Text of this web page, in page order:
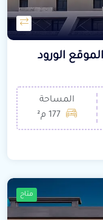
المساحة
177 م²
متاح